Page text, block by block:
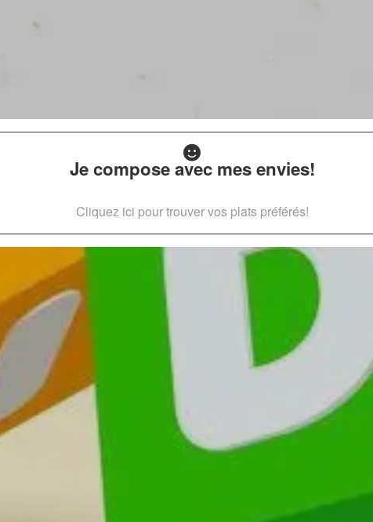
Je compose avec mes envies!
Cliquez ici pour trouver vos plats préférés!